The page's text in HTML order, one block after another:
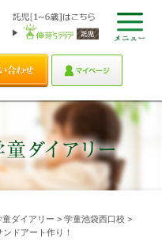
童ダイアリー > 学童池袋西口校>
ドアート作り！